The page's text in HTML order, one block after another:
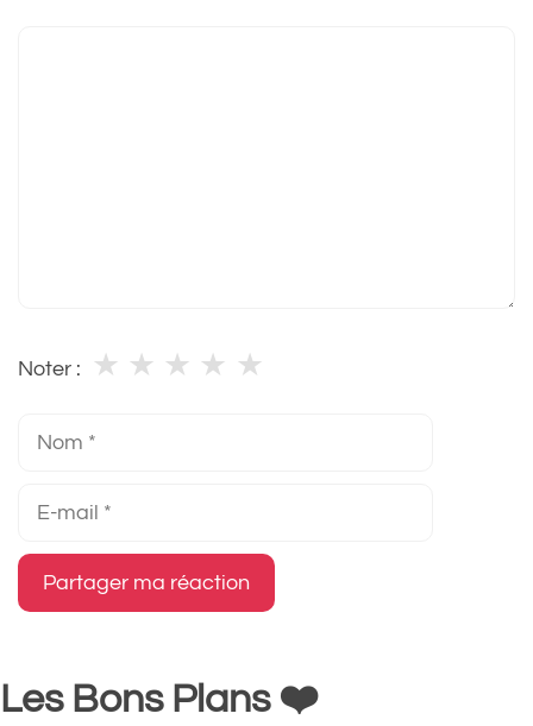
Noter : ★
★
★
★
★
Les Bons Plans ❤️